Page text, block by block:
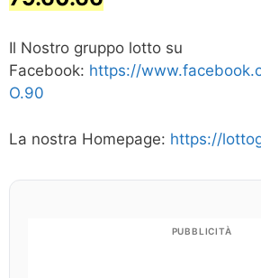
Il Nostro gruppo lotto su
Facebook: https://
O.90
La nostra Homepage: https://
PUBBLICITÀ